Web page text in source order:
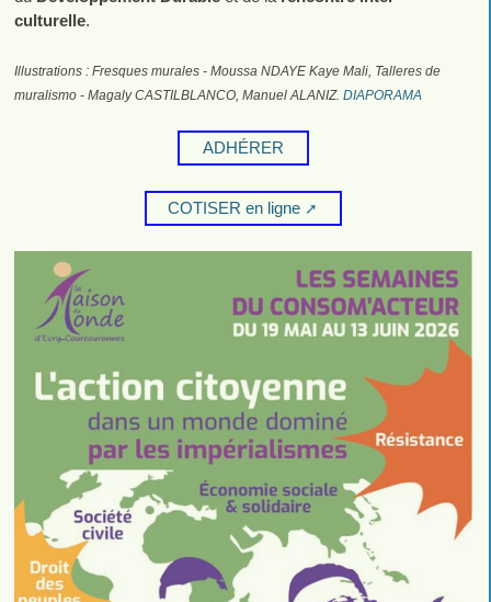
culturelle.
Illustrations : Fresques murales - Moussa NDAYE Kaye Mali, Talleres de
muralismo - Magaly CASTILBLANCO, Manuel ALANIZ. DIAPORAMA
ADHÉRER
COTISER en ligne